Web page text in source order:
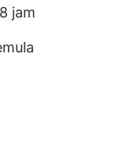
8 jam